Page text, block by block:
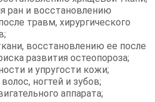
ран и восстановлению
травм, хирургического
восстановлению ее после
развития остеопороза;
и упругости кожи;
ногтей и зубов;
аппарата;